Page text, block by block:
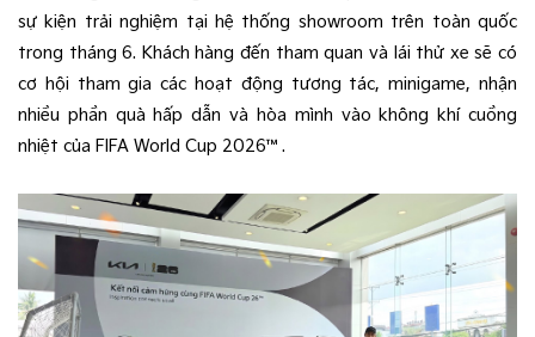
sự kiện trải nghiệm tại hệ thống showroom trên toàn quốc
trong tháng 6. Khách hàng đến tham quan và lái thử xe sẽ có
cơ hội tham gia các hoạt động tương tác, minigame, nhận
nhiều phần quà hấp dẫn và hòa mình vào không khí cuồng
nhiệt của FIFA World Cup 2026™.